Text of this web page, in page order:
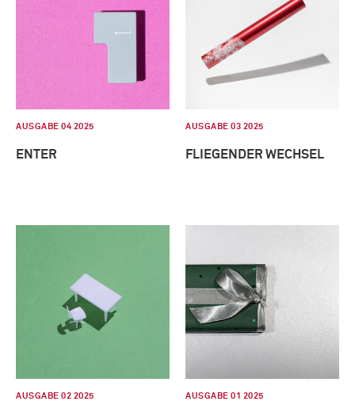
AUSGABE 04 2025
ENTER
AUSGABE 03 2025
FLIEGENDER WECHSEL
AUSGABE 02 2025 AUSGABE 01 2025